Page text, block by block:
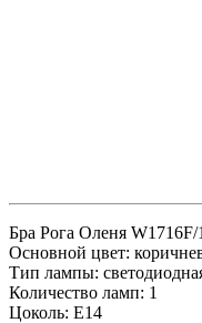
Бра Рога Оленя W1716F/
Основной цвет:
Тип лампы:
Количество ламп: 1
Цоколь: E14